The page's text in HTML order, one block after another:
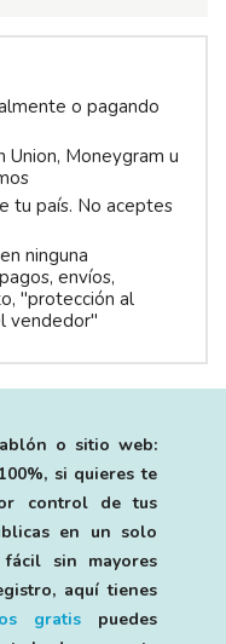
o pagando
Union, Moneygram u
tu país. No aceptes
ninguna
envíos,
"protección al
vendedor"
o sitio web:
si quieres te
control de tus
en un solo
sin mayores
aquí tienes
gratispuedes